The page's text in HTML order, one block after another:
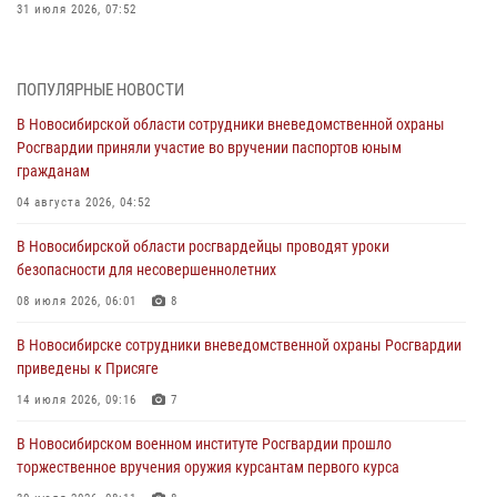
31 июля 2026, 07:52
При силовой поддержке бойцов ОМОН и СОБР Росгвардии
пресечена деятельность группы лиц, причастных к мошенничеству
в сфере страхования
В Новосибирске сотрудниками вневедомственной охраны
Росгвардии задержан гражданин, находящийся в розыске
В Новосибирске военнослужащие отряда спецназа «Ермак»
Росгвардии провели занятия по беспарашютному десантированию
В Новосибирске военнослужащие Росгвардии почтили память детей
ПОПУЛЯРНЫЕ НОВОСТИ
В Новосибирской области сотрудники вневедомственной охраны
Росгвардии приняли участие во вручении паспортов юным
гражданам
04 августа 2026, 04:52
В Новосибирской области росгвардейцы проводят уроки
безопасности для несовершеннолетних
08 июля 2026, 06:01 8
В Новосибирске сотрудники вневедомственной охраны Росгвардии
приведены к Присяге
14 июля 2026, 09:16 7
В Новосибирском военном институте Росгвардии прошло
торжественное вручения оружия курсантам первого курса